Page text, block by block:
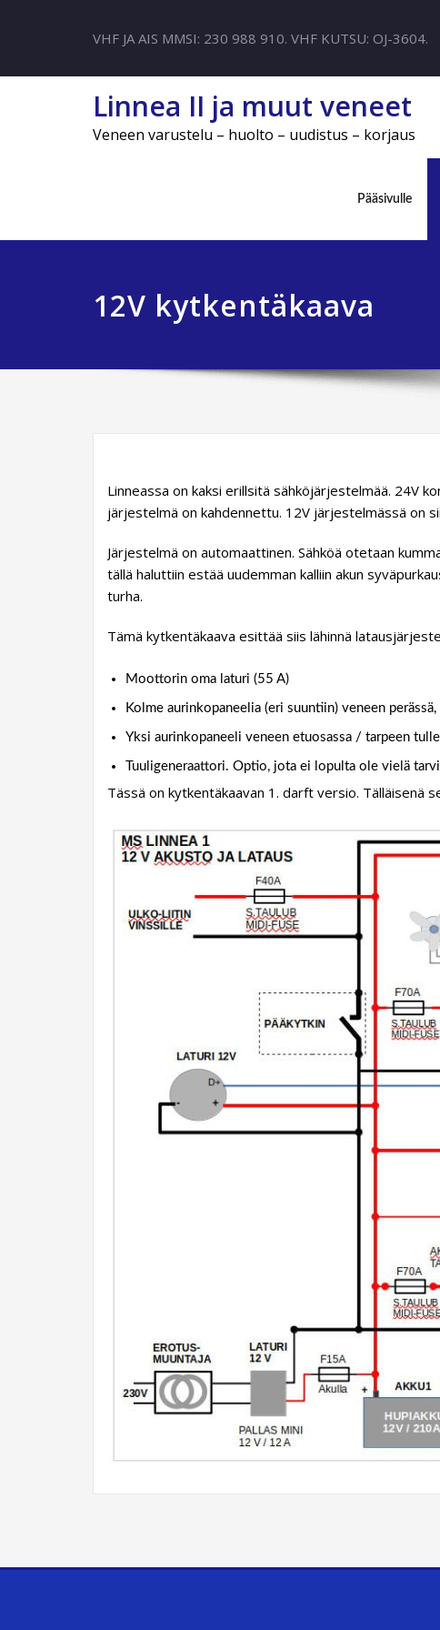
VHF JA AIS MMSI: 230 988 910. VHF KUTSU: OJ-3604.
Linnea II ja muut veneet
Veneen varustelu – huolto – uudistus – korjaus
Pääsivulle
12V kytkentäkaava
Linneassa on kaksi erillsitä sähköjärjestelmää. 24V
järjestelmä on kahdennettu. 12V järjestelmässä on
Järjestelmä on automaattinen. Sähköä otetaan
tällä haluttiin estää uudemman kalliin akun
turha.
Tämä kytkentäkaava esittää siis lähinnä
Moottorin oma laturi (55 A)
Kolme aurinkopaneelia (eri suuntiin) veneen
Yksi aurinkopaneeli veneen etuosassa / tarpeen
Tuuligeneraattori. Optio, jota ei lopulta ole vielä
Tässä on kytkentäkaavan 1. darft versio. Tälläisenä